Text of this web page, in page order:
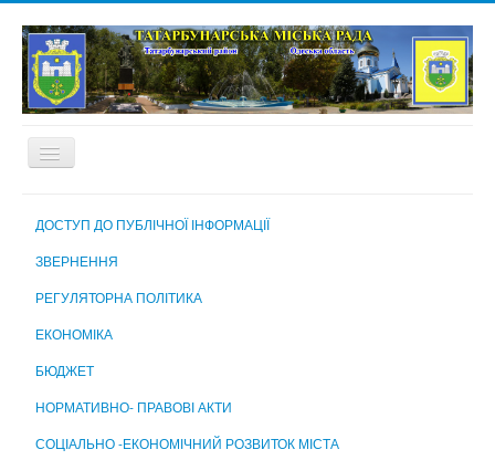
КОМУНАЛЬНІ ПІДПРИЄМСТВА, УСТАНОВИ ТА ЗАКЛАДИ
ДОСТУП ДО ПУБЛІЧНОЇ ІНФОРМАЦІЇ
ЗВЕРНЕННЯ
РЕГУЛЯТОРНА ПОЛІТИКА
ЕКОНОМІКА
БЮДЖЕТ
НОРМАТИВНО- ПРАВОВІ АКТИ
СОЦІАЛЬНО -ЕКОНОМІЧНИЙ РОЗВИТОК МІСТА